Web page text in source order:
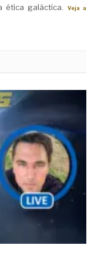
ética galáctica.
Veja a